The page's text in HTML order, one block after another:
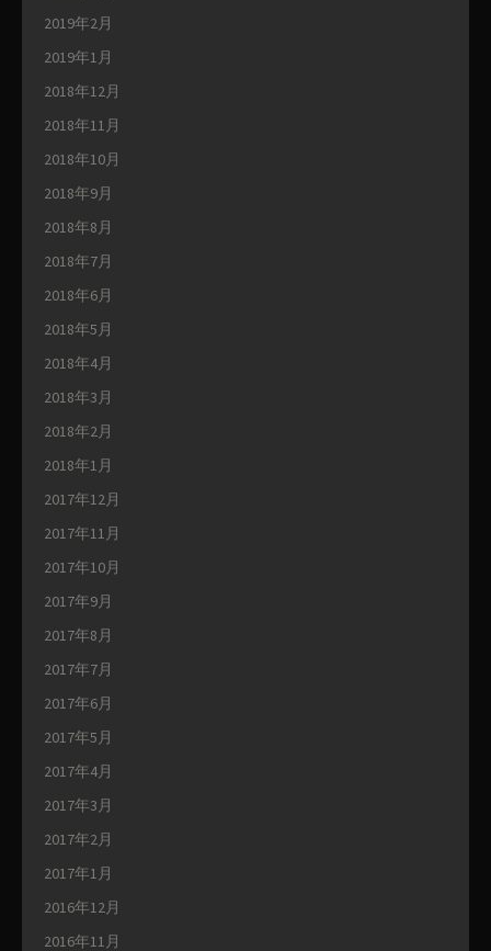
2019年2月
2019年1月
2018年12月
2018年11月
2018年10月
2018年9月
2018年8月
2018年7月
2018年6月
2018年5月
2018年4月
2018年3月
2018年2月
2018年1月
2017年12月
2017年11月
2017年10月
2017年9月
2017年8月
2017年7月
2017年6月
2017年5月
2017年4月
2017年3月
2017年2月
2017年1月
2016年12月
2016年11月